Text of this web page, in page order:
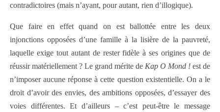
contradictoires (mais n’ayant, pour autant, rien d’illogique).
Que faire en effet quand on est ballottée entre les deux
injonctions opposées d’une famille à la lisière de la pauvreté,
laquelle exige tout autant de rester fidèle à ses origines que de
réussir matériellement ? Le grand mérite de Kap O Mond ! est de
n’imposer aucune réponse à cette question existentielle. On a le
droit d’avoir des envies, des ambitions opposées, d’essayer des
voies différentes. Et d’ailleurs – c’est peut-être le message